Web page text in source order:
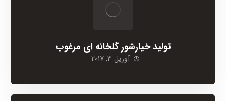
تولید خیارشور گلخانه ای مرغوب
آوریل 3, 2017